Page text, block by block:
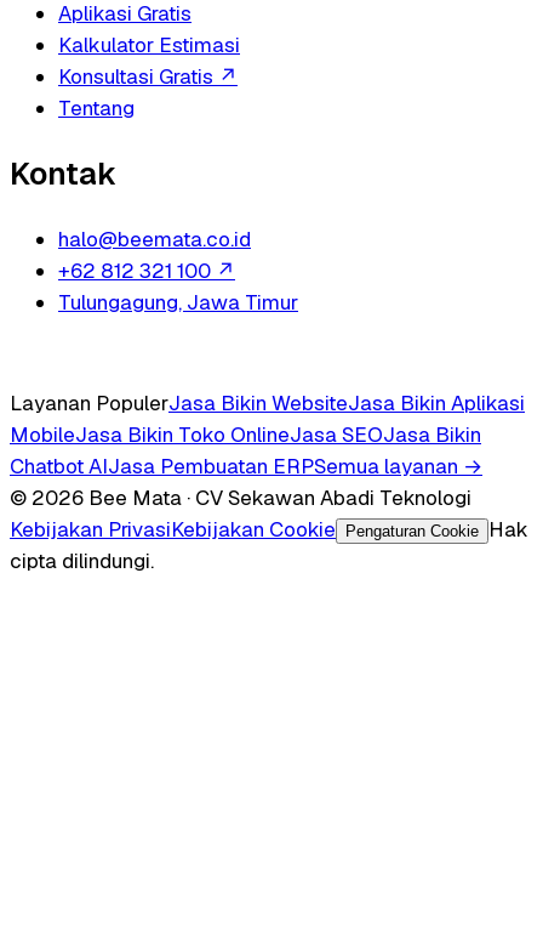
Aplikasi Gratis
Kalkulator Estimasi
Konsultasi Gratis ↗
Tentang
Kontak
halo@beemata.co.id
+62 812 321 100 ↗
Tulungagung, Jawa Timur
Layanan PopulerJasa Bikin WebsiteJasa Bikin Aplikasi
MobileJasa Bikin Toko OnlineJasa SEOJasa Bikin
Chatbot AIJasa Pembuatan ERPSemua layanan →
© 2026 Bee Mata · CV Sekawan Abadi Teknologi
Kebijakan PrivasiKebijakan Cookie Pengaturan Cookie
Hak
cipta dilindungi.